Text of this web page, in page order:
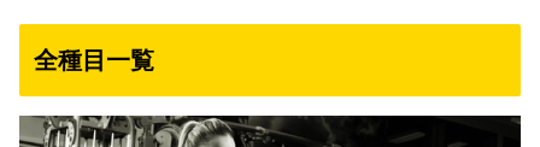
全種目一覧